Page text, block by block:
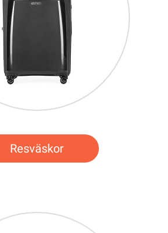
Resväskor